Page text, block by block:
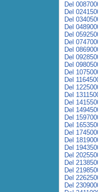
Del
Del
Del
Del
Del
Del
Del
Del
Del
Del
Del
Del
Del
Del
Del
Del
Del
Del
Del
Del
Del
Del
Del
Del
Del